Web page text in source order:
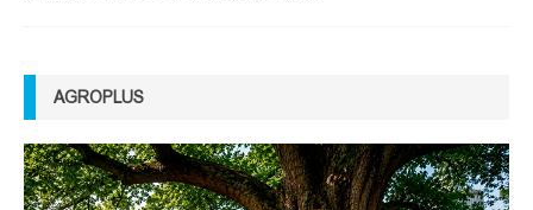
AGROPLUS